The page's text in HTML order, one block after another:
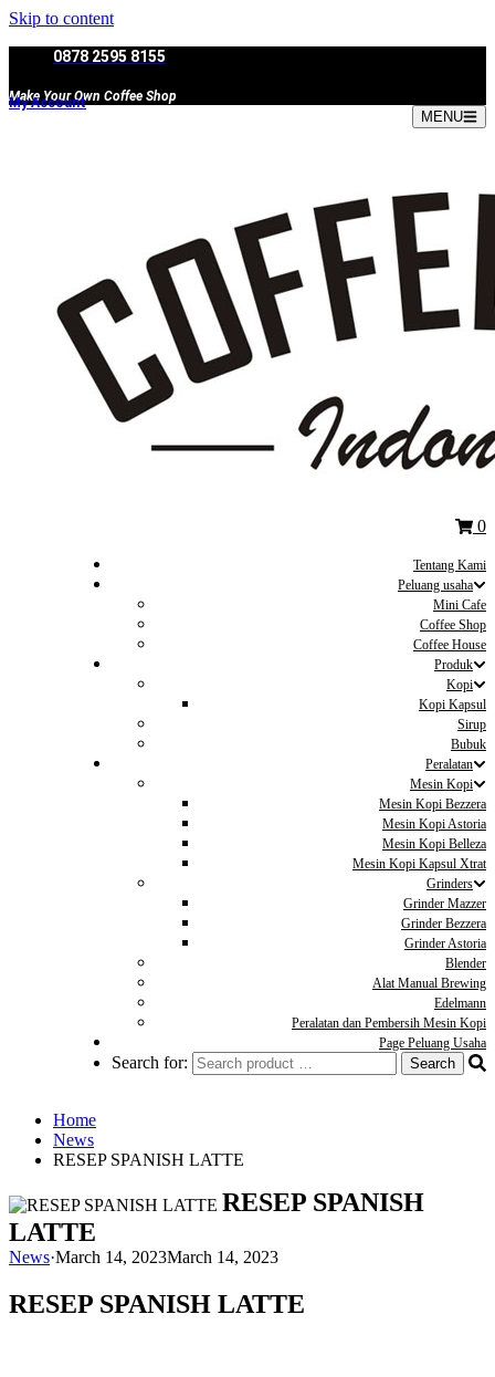
Skip to content
0878 2595 8155
Make Your Own Coffee Shop
My Account
MENU
0
Tentang Kami
Peluang usaha
Mini Cafe
Coffee Shop
Coffee House
Produk
Kopi
Kopi Kapsul
Sirup
Bubuk
Peralatan
Mesin Kopi
Mesin Kopi Bezzera
Mesin Kopi Astoria
Mesin Kopi Belleza
Mesin Kopi Kapsul Xtrat
Grinders
Grinder Mazzer
Grinder Bezzera
Grinder Astoria
Blender
Alat Manual Brewing
Edelmann
Peralatan dan Pembersih Mesin Kopi
Page Peluang Usaha
Search for:
Home
News
RESEP SPANISH LATTE
RESEP SPANISH
LATTE
News·March 14, 2023March 14, 2023
RESEP SPANISH LATTE